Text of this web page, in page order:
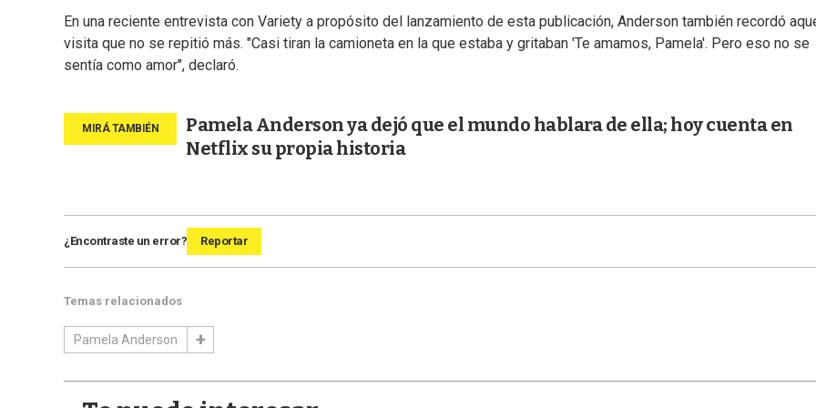
En una reciente entrevista con Variety a propósito del lanzamiento de esta publicación, Anderson también recordó
visita que no se repitió más. "Casi tiran la camioneta en la que estaba y gritaban 'Te amamos, Pamela'. Pero eso no se
sentía como amor", declaró.
Pamela Anderson ya dejó que el mundo hablara de ella; hoy cuenta en
Netflix su propia historia
¿Encontraste un error? Reportar
Temas relacionados
Pamela Anderson